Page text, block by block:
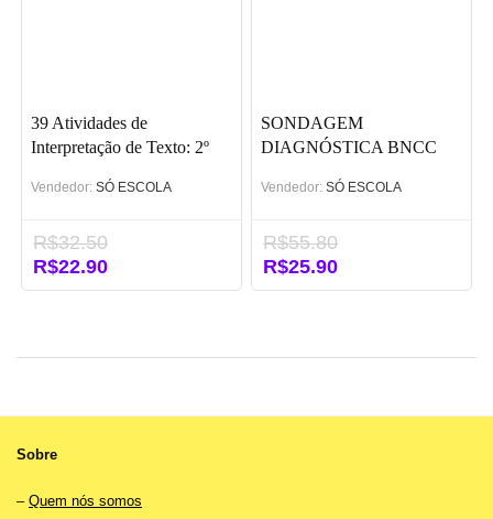
39 Atividades de
Interpretação de Texto: 2º
Vendedor: SÓ ESCOLA
R$32.50
O
preço
R$32.50.
R$22.90O
preço
R$22.90.
SONDAGEM
DIAGNÓSTICA BNCC
Vendedor: SÓ ESCOLA
R$55.80
O
preço
R$55.80.
R$25.90O
preço
R$25.90.
Sobre
– Quem nós somos